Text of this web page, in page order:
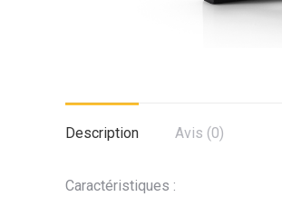
Description Avis (0)
Caractéristiques :